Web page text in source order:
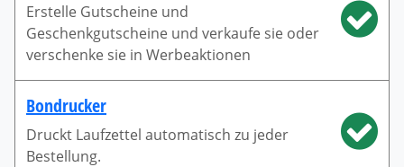
Erstelle Gutscheine und
Geschenkgutscheine und verkaufe sie oder
verschenke sie in Werbeaktionen
Bondrucker
Druckt Laufzettel automatisch zu jeder
Bestellung.